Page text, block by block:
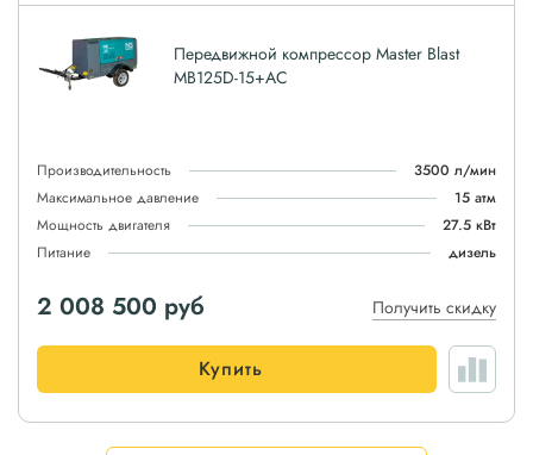
Передвижной компрессор Master Blast
MB125D-15+AC
Производительность
3500 л/мин
Максимальное давление
15 атм
Мощность двигателя
27.5 кВт
Питание
дизель
2 008 500 руб Получить скидку
Купить